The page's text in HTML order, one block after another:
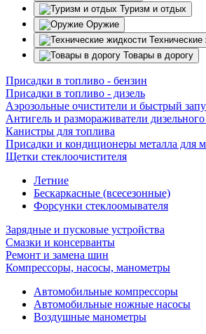
Туризм и отдых
Оружие
Технические
Товары в дорогу
Присадки в топливо - бензин
Присадки в топливо - дизель
Аэрозольные очистители и быстрый
Антигель и размораживатели
Канистры для топлива
Присадки и кондиционеры металла для
Щетки стеклоочистителя
Летние
Бескаркасные (всесезонные)
Форсунки стеклоомывателя
Зарядные и пусковые устройства
Смазки и консерванты
Ремонт и замена шин
Компрессоры, насосы, манометры
Автомобильные компрессоры
Автомобильные ножные насосы
Воздушные манометры